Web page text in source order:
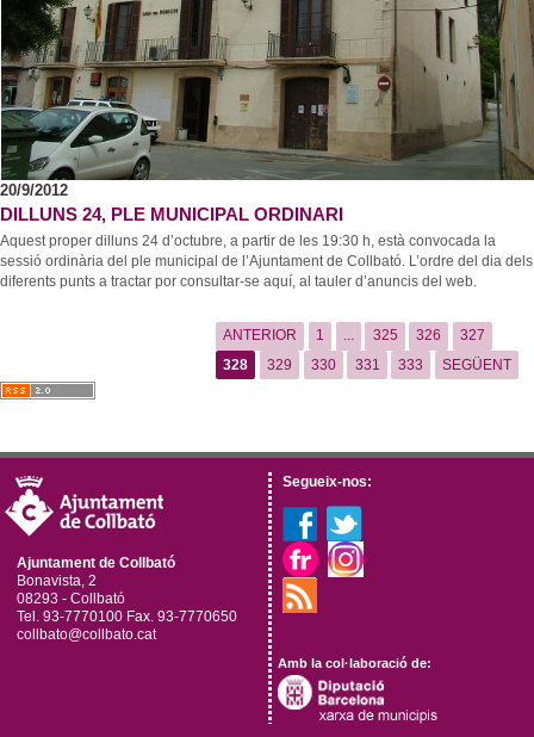
20/9/2012
DILLUNS 24, PLE MUNICIPAL ORDINARI
Aquest proper dilluns 24 d’octubre, a partir de les 19:30 h, està convocada la
sessió ordinària del ple municipal de l’Ajuntament de Collbató. L’ordre del dia dels
diferents punts a tractar por consultar-se aquí, al tauler d’anuncis del web.
ANTERIOR 1 ... 325 326
327
328
329 330 331 333 SEGÜENT
Ajuntament de Collbató
Bonavista, 2
08293 - Collbató
Tel. 93-7770100 Fax. 93-7770650
collbato@collbato.cat
Segueix-nos:
Amb la col·laboració de: